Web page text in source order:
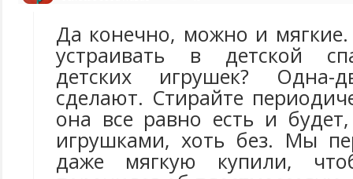
Да конечно, можно и
устраивать в детской
детских игрушек?
сделают. Стирайте
она все равно есть и
игрушками, хоть без. Мы
даже мягкую купили,